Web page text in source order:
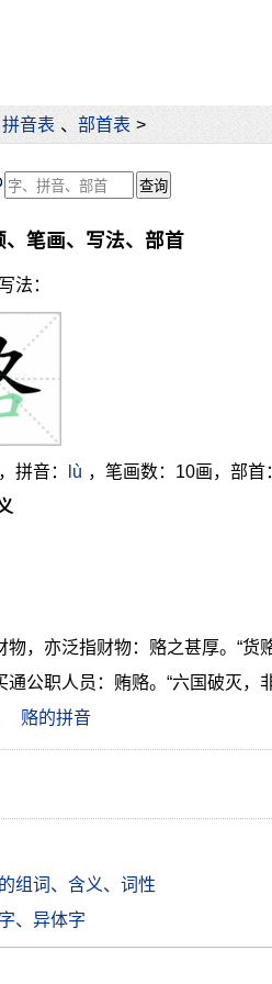
拼音表 、 部首表 >
、笔画、写法、部首
法：
拼音： lù ，笔画数：10画，部首
物，亦泛指财物：赂之甚厚。“货
通公职人员：贿赂。“六国破灭，
赂的拼音
组词、含义、词性
、异体字